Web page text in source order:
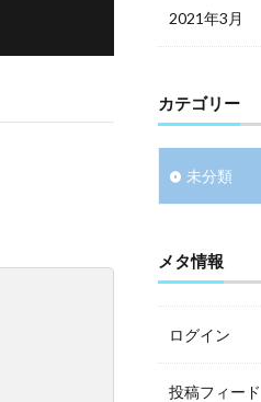
2021年3月
カテゴリー
未分類
メタ情報
ログイン
投稿フィード